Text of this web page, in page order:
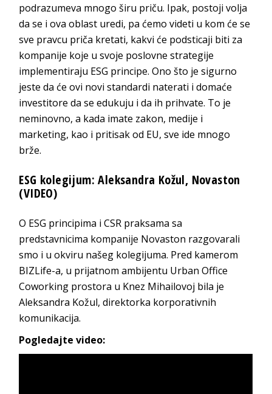
podrazumeva mnogo širu priču. Ipak, postoji volja
da se i ova oblast uredi, pa ćemo videti u kom će se
sve pravcu priča kretati, kakvi će podsticaji biti za
kompanije koje u svoje poslovne strategije
implementiraju ESG principe. Ono što je sigurno
jeste da će ovi novi standardi naterati i domaće
investitore da se edukuju i da ih prihvate. To je
neminovno, a kada imate zakon, medije i
marketing, kao i pritisak od EU, sve ide mnogo
brže.
ESG kolegijum: Aleksandra Kožul, Novaston
(VIDEO)
O ESG principima i CSR praksama sa
predstavnicima kompanije Novaston razgovarali
smo i u okviru našeg kolegijuma. Pred kamerom
BIZLife-a, u prijatnom ambijentu Urban Office
Coworking prostora u Knez Mihailovoj bila je
Aleksandra Kožul, direktorka korporativnih
komunikacija.
Pogledajte video: